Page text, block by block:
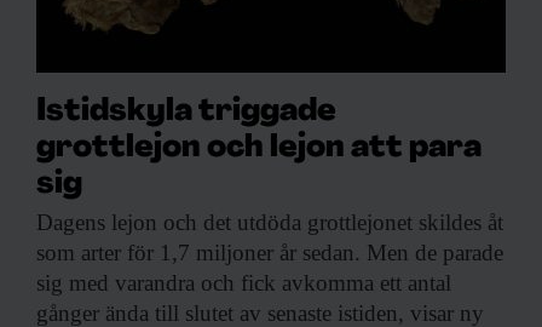
Istidskyla triggade
grottlejon och lejon att para
sig
Dagens lejon och det utdöda grottlejonet skildes åt
som arter för 1,7 miljoner år sedan. Men de parade
sig med varandra och fick avkomma ett antal
gånger ända till slutet av senaste istiden, visar ny